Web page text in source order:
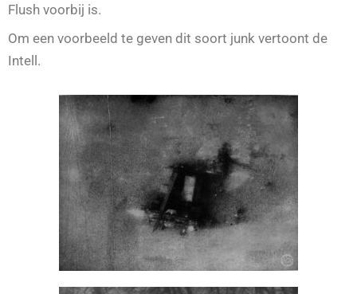
Flush voorbij is.
Om een voorbeeld te geven dit soort junk vertoont de
Intell.